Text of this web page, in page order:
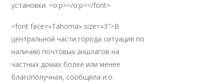
установки. <o:p></o:p></font>
<font face=»Tahoma» size=»3″>В
центральной части города ситуация по
наличию почтовых аншлагов на
частных домах более или менее
благополучная, сообщила и.о.